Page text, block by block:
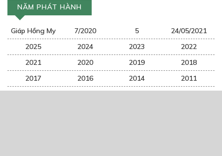
NĂM PHÁT HÀNH
Giáp Hồng My 7/2020 5
24/05/2021
2025
2024 2023
2022
2021
2020 2019
2018
2017
2016 2014
2011